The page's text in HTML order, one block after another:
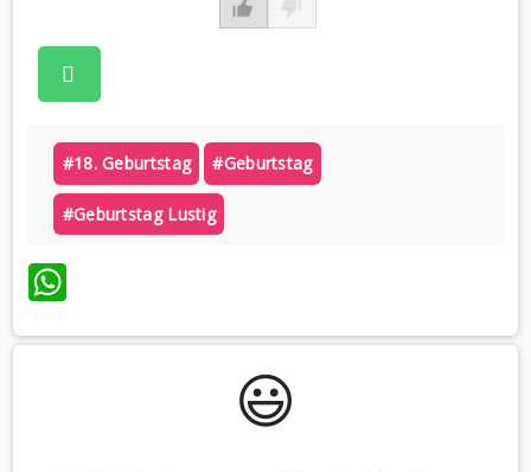
#18. Geburtstag #geburtstag
#geburtstag Lustig
WhatsApp
😃️